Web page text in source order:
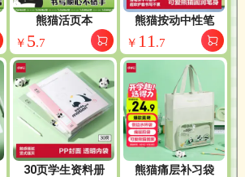
￥ 5.7
熊猫活页本
￥ 11 .7
熊猫按动中性笔
30页学生资料册
熊猫痛层补习袋